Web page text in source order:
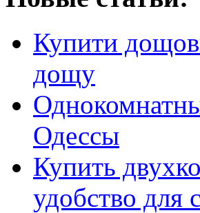
Купити
дощу
Одессы
Купить
удобство для